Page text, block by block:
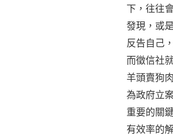
下，往往
發現，或
反告自己
而徵信社
羊頭賣狗
為政府立
重要的關
有效率的